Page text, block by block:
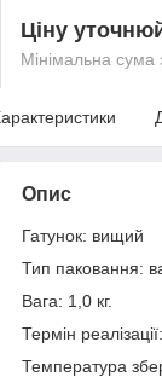
Ціну
Мінімальна
Опис
Гатунок: вищий
Тип паковання:
Вага: 1,0 кг.
Термін
Температура